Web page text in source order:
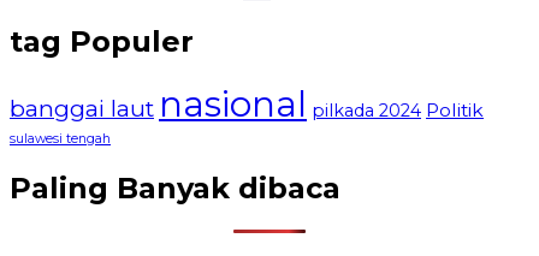
tag Populer
banggai laut nasional pilkada 2024 Politik
sulawesi tengah
Paling Banyak dibaca